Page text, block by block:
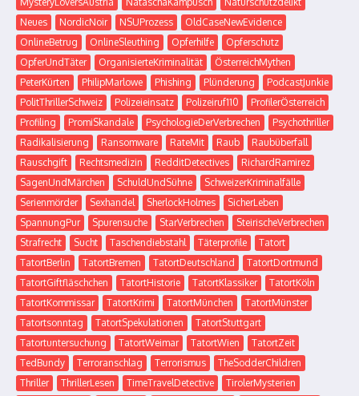
Neues
NordicNoir NSUProzess
OldCaseNewEvidence
OnlineBetrug
OnlineSleuthing Opferhilfe
Opferschutz
OpferUndTäter
OrganisierteKriminalität
ÖsterreichMythen
PeterKürten
PhilipMarlowe Phishing Plünderung
PodcastJunkie
PolitThrillerSchweiz
Polizeieinsatz Polizeiruf110
ProfilerÖsterreich
Profiling
PromiSkandale PsychologieDerVerbrechen
Psychothriller
Radikalisierung
Ransomware RateMit Raub
Raubüberfall
Rauschgift
Rechtsmedizin RedditDetectives
RichardRamirez
SagenUndMärchen
SchuldUndSühne
SchweizerKriminalfälle
Serienmörder
Sexhandel SherlockHolmes
SicherLeben
SpannungPur
Spurensuche StarVerbrechen
SteirischeVerbrechen
Strafrecht
Sucht Taschendiebstahl Täterprofile
Tatort
TatortBerlin
TatortBremen TatortDeutschland
TatortDortmund
TatortGiftfläschchen
TatortHistorie TatortKlassiker
TatortKöln
TatortKommissar
TatortKrimi TatortMünchen
TatortMünster
Tatortsonntag
TatortSpekulationen
TatortStuttgart
Tatortuntersuchung
TatortWeimar TatortWien
TatortZeit
TedBundy
Terroranschlag Terrorismus
TheSodderChildren
Thriller
ThrillerLesen TimeTravelDetective
TirolerMysterien